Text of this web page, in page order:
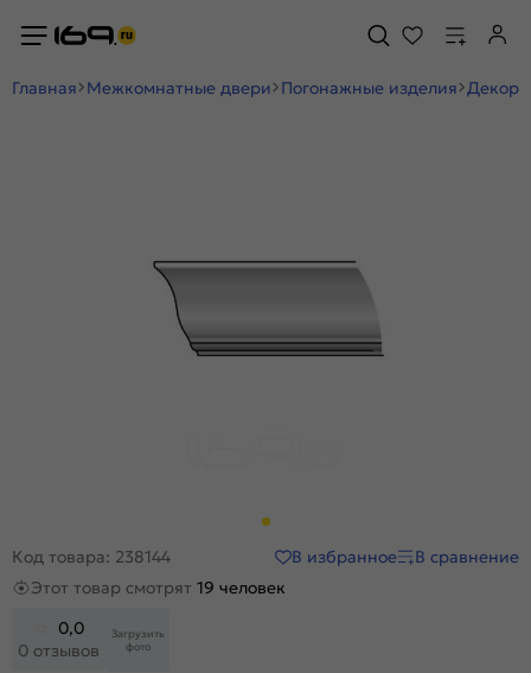
Главная Межкомнатные двери Погонажные изделия Декор
Код товара: 238144 В избранное
В сравнение
Этот товар смотрят 19 человек
0,0
0 отзывов
Загрузить
фото